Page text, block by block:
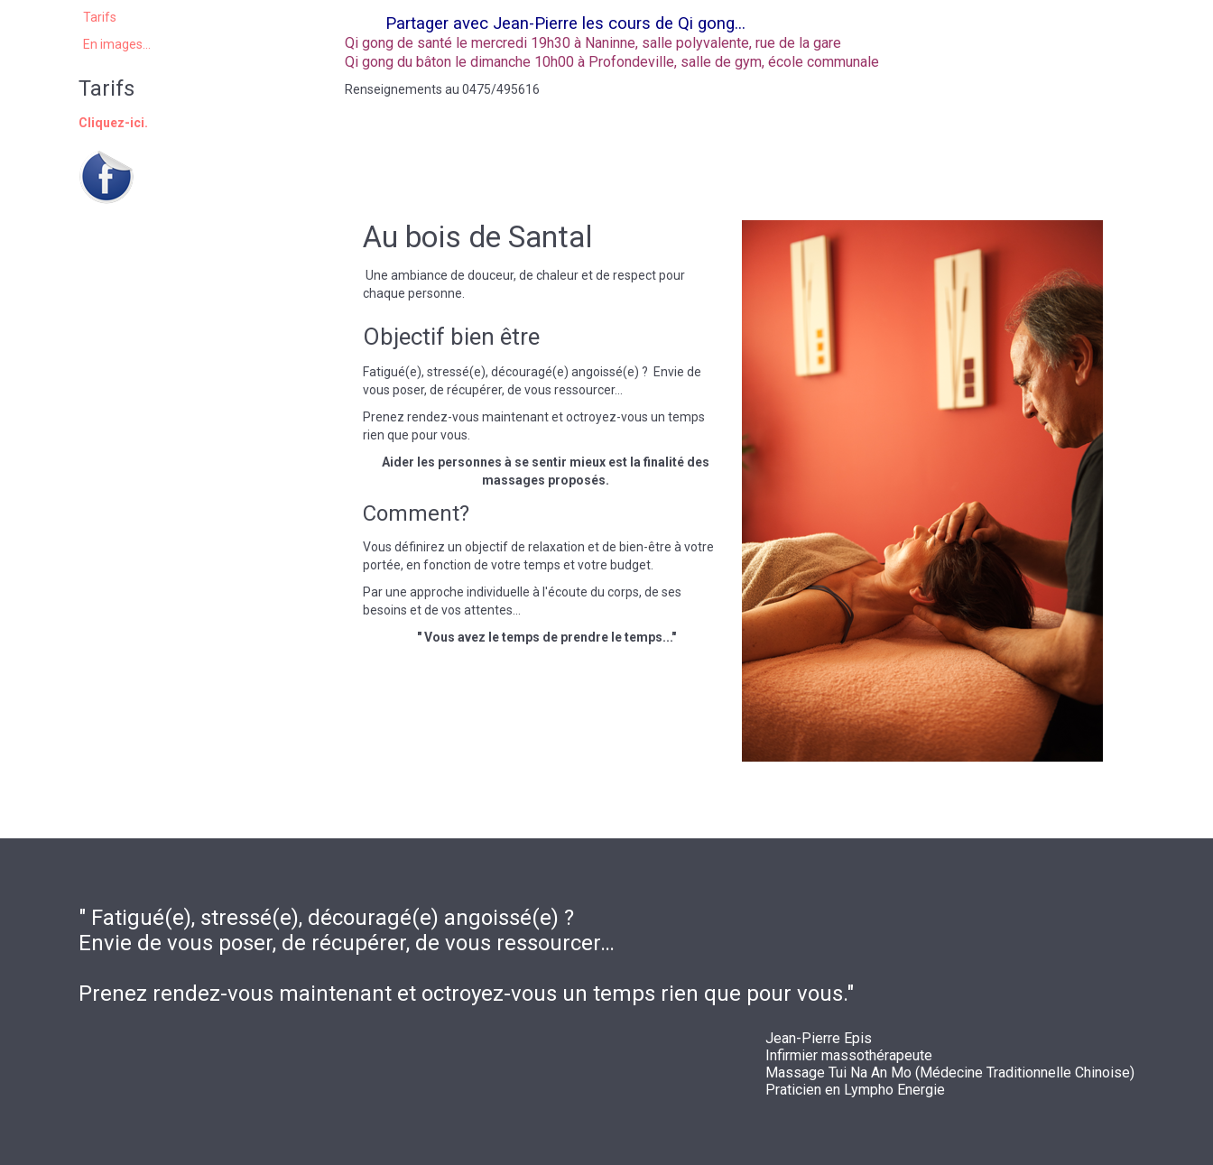
Tarifs
En images...
Tarifs
Cliquez-ici.
Partager avec Jean-Pierre les cours de Qi gong...
Qi gong de santé le mercredi 19h30 à Naninne, salle polyvalente, rue de la gare
Qi gong du bâton le dimanche 10h00 à Profondeville, salle de gym, école communale
Renseignements au 0475/495616
Au bois de Santal
Une ambiance de douceur, de chaleur et de respect pour
chaque personne.
Objectif bien être
Fatigué(e), stressé(e), découragé(e) angoissé(e) ? Envie de
vous poser, de récupérer, de vous ressourcer…
Prenez rendez-vous maintenant et octroyez-vous un temps
rien que pour vous.
Aider les personnes à se sentir mieux est la finalité des
massages proposés.
Comment?
Vous définirez un objectif de relaxation et de bien-être à votre
portée, en fonction de votre temps et votre budget.
Par une approche individuelle à l'écoute du corps, de ses
besoins et de vos attentes...
" Vous avez le temps de prendre le temps..."
" Fatigué(e), stressé(e), découragé(e) angoissé(e) ?
Envie de vous poser, de récupérer, de vous ressourcer…
Prenez rendez-vous maintenant et octroyez-vous un temps rien que pour vous."
Jean-Pierre Epis
Infirmier massothérapeute
Massage Tui Na An Mo (Médecine Traditionnelle Chinoise)
Praticien en Lympho Energie